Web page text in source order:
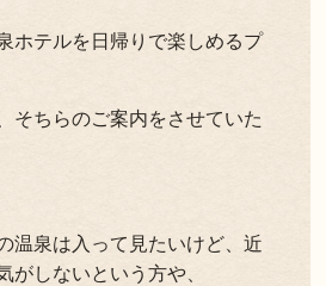
ホテルを日帰りで楽しめるプ
そちらのご案内をさせていた
温泉は入って見たいけど、近
がしないという方や、